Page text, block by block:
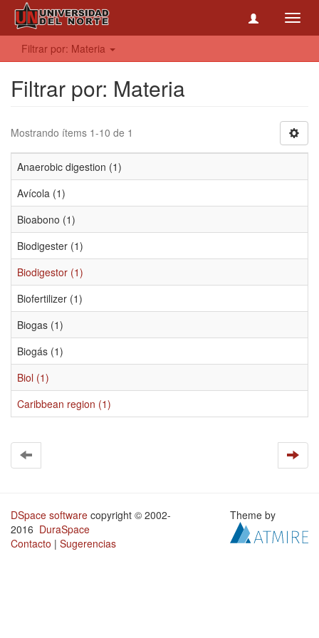
Filtrar por: Materia
Filtrar por: Materia
Mostrando ítems 1-10 de 1
Anaerobic digestion (1)
Avícola (1)
Bioabono (1)
Biodigester (1)
Biodigestor (1)
Biofertilizer (1)
Biogas (1)
Biogás (1)
Biol (1)
Caribbean region (1)
DSpace software copyright © 2002-
2016 DuraSpace
Contacto | Sugerencias
Theme by